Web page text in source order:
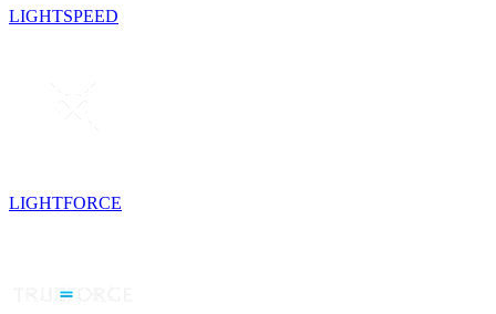
LIGHTSPEED
LIGHTFORCE